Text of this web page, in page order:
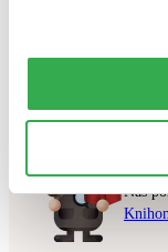
Skúste prosím
Náš